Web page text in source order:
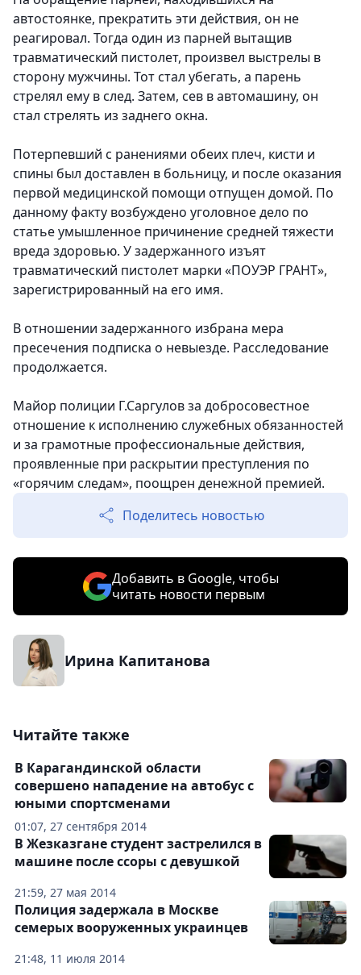
автостоянке, прекратить эти действия, он не
реагировал. Тогда один из парней вытащив
травматический пистолет, произвел выстрелы в
сторону мужчины. Тот стал убегать, а парень
стрелял ему в след. Затем, сев в автомашину, он
стал стрелять из заднего окна.
Потерпевший с ранениями обеих плеч, кисти и
спины был доставлен в больницу, и после оказания
первой медицинской помощи отпущен домой. По
данному факту возбуждено уголовное дело по
статье умышленное причинение средней тяжести
вреда здоровью. У задержанного изъят
травматический пистолет марки «ПОУЭР ГРАНТ»,
зарегистрированный на его имя.
В отношении задержанного избрана мера
пресечения подписка о невыезде. Расследование
продолжается.
Майор полиции Г.Саргулов за добросовестное
отношение к исполнению служебных обязанностей
и за грамотные профессиональные действия,
проявленные при раскрытии преступления по
«горячим следам», поощрен денежной премией.
Поделитесь новостью
Добавить в Google, чтобы
читать новости первым
Ирина Капитанова
Читайте также
01:07, 27 сентября 2014
В Карагандинской области
совершено нападение на автобус с
юными спортсменами
21:59, 27 мая 2014
В Жезказгане студент застрелился в
машине после ссоры с девушкой
21:48, 11 июля 2014
Полиция задержала в Москве
семерых вооруженных украинцев